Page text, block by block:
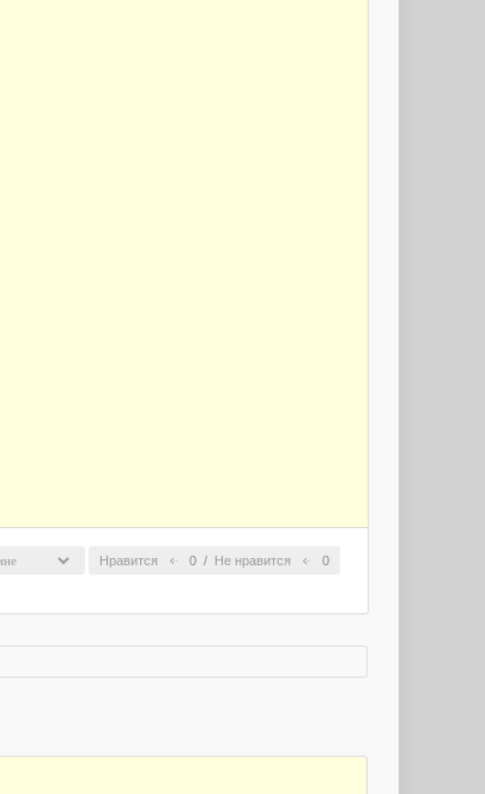
Нравится 0 / Не нравится 0